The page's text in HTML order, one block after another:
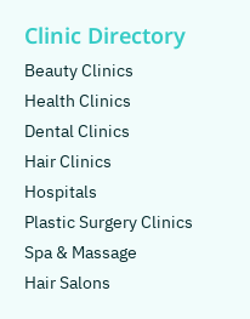
Clinic Directory
Beauty Clinics
Health Clinics
Dental Clinics
Hair Clinics
Hospitals
Plastic Surgery Clinics
Spa & Massage
Hair Salons